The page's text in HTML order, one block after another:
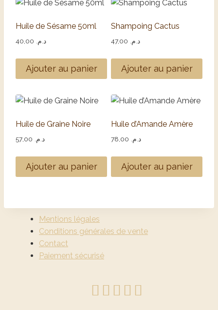
Huile de Sésame 50ml
د.م.
Ajouter au panier
Shampoing Cactus
د.م.
Ajouter au panier
Huile de Graine Noire
د.م.
Ajouter au panier
Huile d’Amande Amère
د.م.
Ajouter au panier
Mentions légales
Conditions générales de vente
Contact
Paiement sécurisé